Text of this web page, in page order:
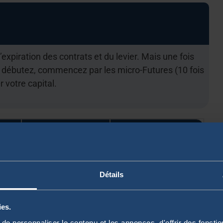
Détails
des contrats et du levier. Mais une fois
commencez par les micro-Futures (10 fois
votre capital.
(Euronext...)
Contrats